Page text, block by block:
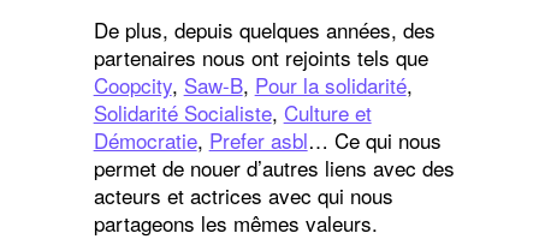
De plus, depuis quelques années, des
partenaires nous ont rejoints tels que
Coopcity, Saw-B, Pour la solidarité,
Solidarité Socialiste, Culture et
Démocratie, Prefer asbl… Ce qui nous
permet de nouer d’autres liens avec des
acteurs et actrices avec qui nous
partageons les mêmes valeurs.